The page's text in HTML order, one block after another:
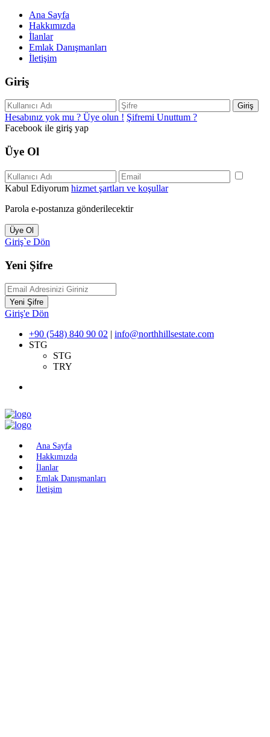
Ana Sayfa
Hakkımızda
İlanlar
Emlak Danışmanları
İletişim
Giriş
Giriş
Hesabınız yok mu ? Üye olun ! Şifremi Unuttum ?
Facebook ile giriş yap
Üye Ol
Kabul Ediyorum hizmet şartları ve koşullar
Parola e-postanıza gönderilecektir
Üye Ol
Giriş`e Dön
Yeni Şifre
Yeni Şifre
Giriş'e Dön
+90 (548) 840 90 02 | info@northhillsestate.com
STG
STG
TRY
Ana Sayfa
Hakkımızda
İlanlar
Emlak Danışmanları
İletişim